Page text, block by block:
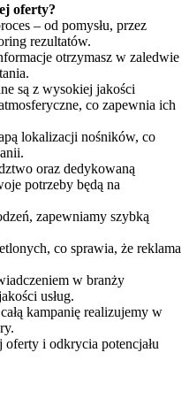
oferty?
– od pomysłu, przez
rezultatów.
otrzymasz w zaledwie
są z wysokiej jakości
co zapewnia ich
lokalizacji nośników, co
oraz dedykowaną
potrzeby będą na
zapewniamy szybką
co sprawia, że reklama
w branży
usług.
kampanię realizujemy w
oferty i odkrycia potencjału